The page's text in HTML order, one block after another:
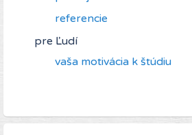
referencie
pre Ľudí
vaša motivácia k štúdiu